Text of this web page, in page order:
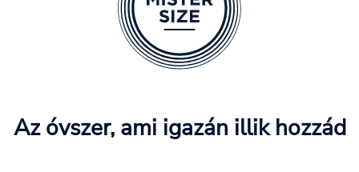
Az óvszer, ami igazán illik hozzád